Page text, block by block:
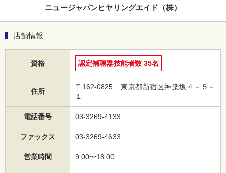
ニュージャパンヒヤリングエイド（株）
店舗情報
資格 認定補聴器技能者数 35名
住所
〒162-0825 東京都新宿区神楽坂４－５－
１
電話番号 03-3269-4133
ファックス 03-3269-4633
営業時間 9:00〜18:00